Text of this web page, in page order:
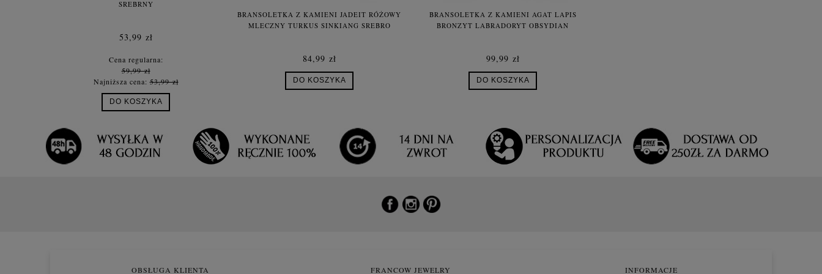
SREBRNY
53,99 zł
Cena regularna:
59,99 zł
Najniższa cena:53,99 zł
DO KOSZYKA
BRANSOLETKA Z KAMIENI JADEIT RÓŻOWY
MLECZNY TURKUS SINKIANG SREBRO
84,99 zł
DO KOSZYKA
BRANSOLETKA Z KAMIENI AGAT LAPIS
BRONZYT LABRADORYT OBSYDIAN
99,99 zł
DO KOSZYKA
OBSŁUGA KLIENTA FRANCOW JEWELRY INFORMACJE